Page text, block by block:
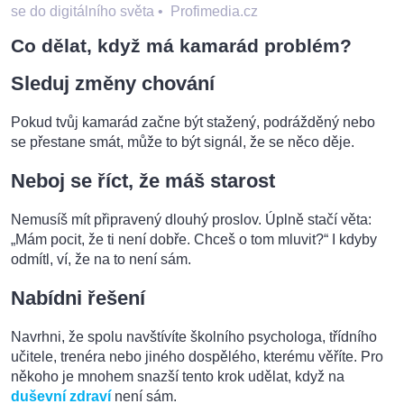
se do digitálního světa • Profimedia.cz
Co dělat, když má kamarád problém?
Sleduj změny chování
Pokud tvůj kamarád začne být stažený, podrážděný nebo
se přestane smát, může to být signál, že se něco děje.
Neboj se říct, že máš starost
Nemusíš mít připravený dlouhý proslov. Úplně stačí věta:
„Mám pocit, že ti není dobře. Chceš o tom mluvit?“ I kdyby
odmítl, ví, že na to není sám.
Nabídni řešení
Navrhni, že spolu navštívíte školního psychologa, třídního
učitele, trenéra nebo jiného dospělého, kterému věříte. Pro
někoho je mnohem snazší tento krok udělat, když na
duševní zdraví není sám.